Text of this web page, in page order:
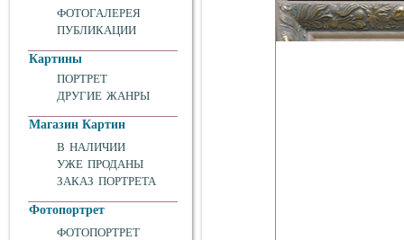
ФОТОГАЛЕРЕЯ
ПУБЛИКАЦИИ
Картины
ПОРТРЕТ
ДРУГИЕ ЖАНРЫ
Магазин Картин
В НАЛИЧИИ
УЖЕ ПРОДАНЫ
ЗАКАЗ ПОРТРЕТА
Фотопортрет
ФОТОПОРТРЕТ